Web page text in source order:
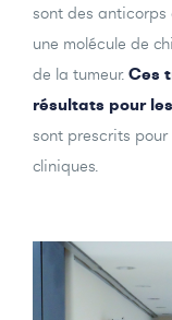
sont des anticorps
une molécule de
de la tumeur. Ces
résultats pour
sont prescrits pour
cliniques.